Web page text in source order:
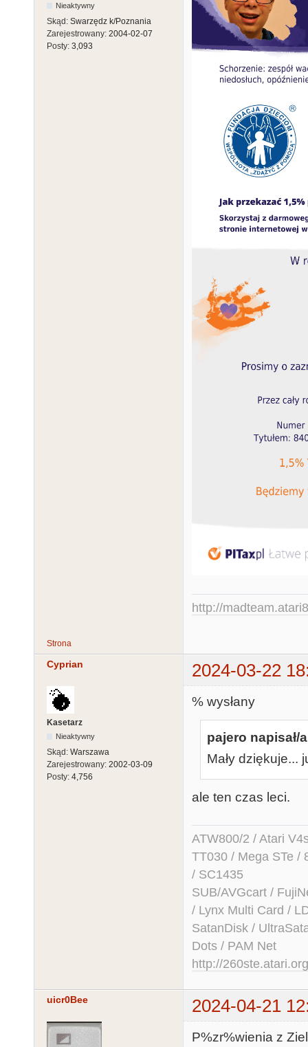
Nieaktywny
Skąd: Swarzędz k/Poznania
Zarejestrowany: 2004-02-07
Posty: 3,093
http://
Strona
Cyprian 2024-03-22
Kasetarz
Nieaktywny
Skąd: Warszawa
Zarejestrowany: 2002-03-09
Posty: 4,756
% wysłany
pajero napisał/
Mały dziękuje...
ale ten czas leci.
ATW800/2 / Atari
TT030 / Mega STe /
/ SC1435
SUB/AVGcart /
/ Lynx Multi Card /
SatanDisk /
Dots / PAM Net
http://260ste.atari.org
uicr0Bee 2024-04-21
P%zr%wienia z